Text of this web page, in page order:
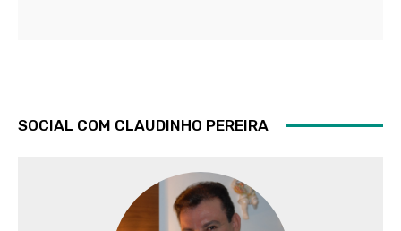
SOCIAL COM CLAUDINHO PEREIRA